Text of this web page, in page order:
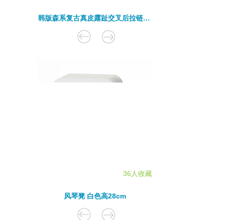
韩版森系复古真皮露趾交叉后拉链软皮低跟百搭女单鞋
36人收藏
风琴凳 白色高28cm